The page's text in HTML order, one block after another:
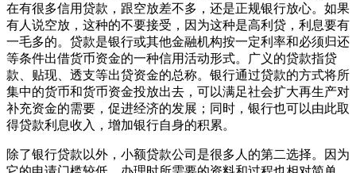
在有很多信用贷款，跟空放差不多，还是正规银行放心。如果
有人说空放，这种的不要接受，因为这种是高利贷，利息要有
一毛多的。贷款是银行或其他金融机构按一定利率和必须归还
等条件出借货币资金的一种信用活动形式。广义的贷款指贷
款、贴现、透支等出贷资金的总称。银行通过贷款的方式将所
集中的货币和货币资金投放出去，可以满足社会扩大再生产对
补充资金的需要，促进经济的发展；同时，银行也可以由此取
得贷款利息收入，增加银行自身的积累。
除了银行贷款以外，小额贷款公司是很多人的第二选择。因为